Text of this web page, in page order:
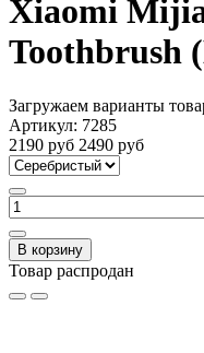
Xiaomi
Toothbrush
Загружаем варианты
Артикул: 7285
2190 руб 2490 руб
В корзину
Товар распродан